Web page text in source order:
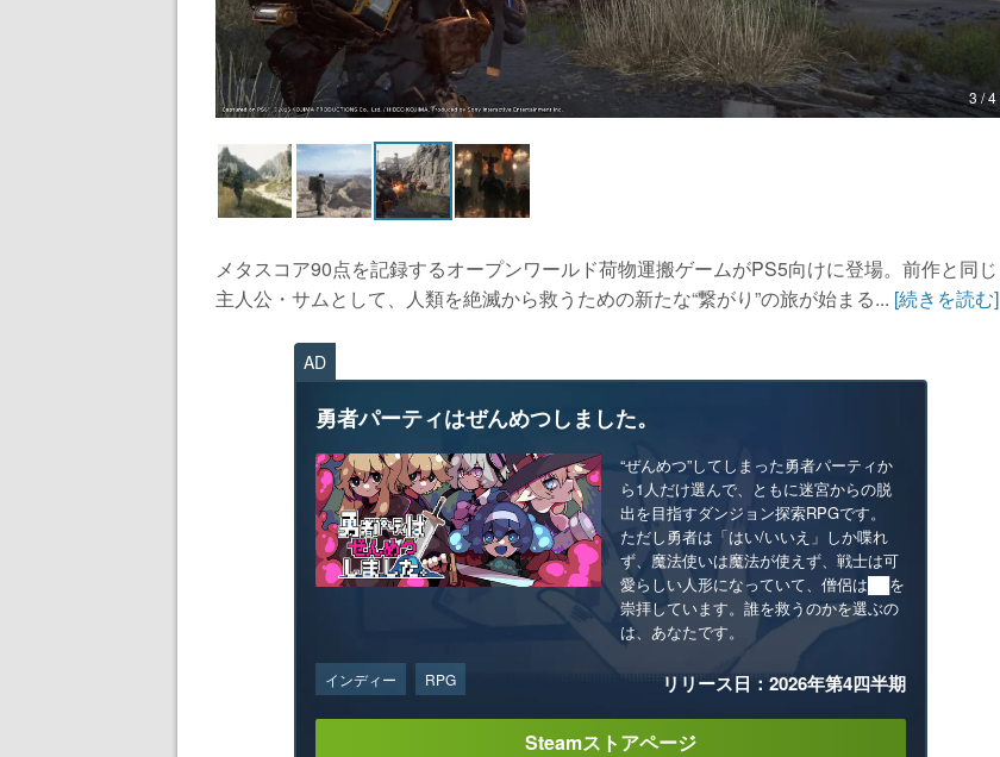
3 / 4
メタスコア90点を記録するオープンワールド荷物運搬ゲームがPS5向けに登場。前作と同じ
主人公・サムとして、人類を絶滅から救うための新たな“繋がり”の旅が始まる... [続きを読む]
AD
勇者パーティはぜんめつしました。
“ぜんめつ”してしまった勇者パーティか
ら1人だけ選んで、ともに迷宮からの脱
出を目指すダンジョン探索RPGです。
ただし勇者は「はい/いいえ」しか喋れ
ず、魔法使いは魔法が使えず、戦士は可
愛らしい人形になっていて、僧侶は██を
崇拝しています。誰を救うのかを選ぶの
は、あなたです。
インディー RPG リリース日：2026年第4四半期
Steamストアページ